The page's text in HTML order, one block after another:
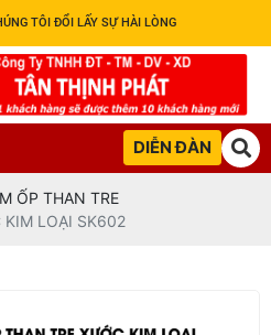
TÔI ĐỔI LẤY SỰ HÀI LÒNG
DIỄN ĐÀN
ỐP THAN TRE
KIM LOẠI SK602